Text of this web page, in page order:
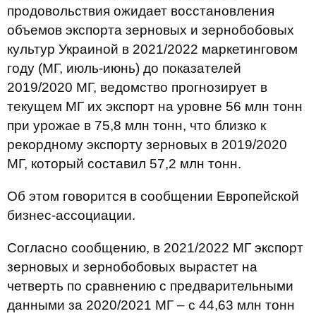
продовольствия ожидает восстановления
объемов экспорта зерновых и зернобобовых
культур Украиной в 2021/2022 маркетинговом
году (МГ, июль-июнь) до показателей
2019/2020 МГ, ведомство прогнозирует в
текущем МГ их экспорт на уровне 56 млн тонн
при урожае в 75,8 млн тонн, что близко к
рекордному экспорту зерновых в 2019/2020
МГ, который составил 57,2 млн тонн.
Об этом говорится в сообщении Европейской
бизнес-ассоциации.
Согласно сообщению, в 2021/2022 МГ экспорт
зерновых и зернобобовых вырастет на
четверть по сравнению с предварительными
данными за 2020/2021 МГ – с 44,63 млн тонн